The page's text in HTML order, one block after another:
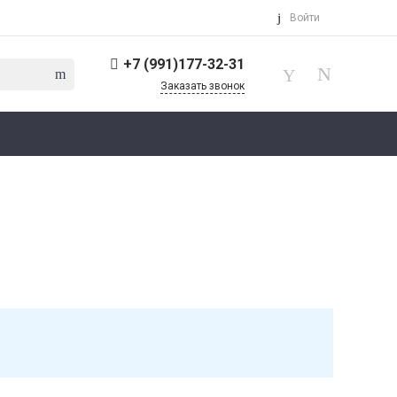
Войти
+7 (991)177-32-31
Заказать звонок